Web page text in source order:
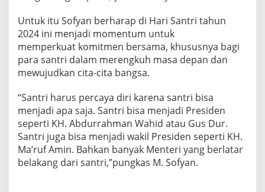
Untuk itu Sofyan berharap di Hari Santri tahun
2024 ini menjadi momentum untuk
memperkuat komitmen bersama, khususnya bagi
para santri dalam merengkuh masa depan dan
mewujudkan cita-cita bangsa.
“Santri harus percaya diri karena santri bisa
menjadi apa saja. Santri bisa menjadi Presiden
seperti KH. Abdurrahman Wahid atau Gus Dur.
Santri juga bisa menjadi wakil Presiden seperti KH.
Ma’ruf Amin. Bahkan banyak Menteri yang berlatar
belakang dari santri,”pungkas M. Sofyan.